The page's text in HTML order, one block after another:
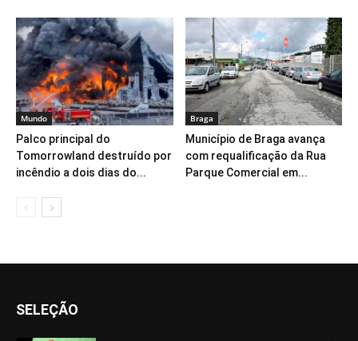
Mundo
Palco principal do
Tomorrowland destruído por
incêndio a dois dias do...
Braga
Município de Braga avança
com requalificação da Rua
Parque Comercial em...
SELEÇÃO